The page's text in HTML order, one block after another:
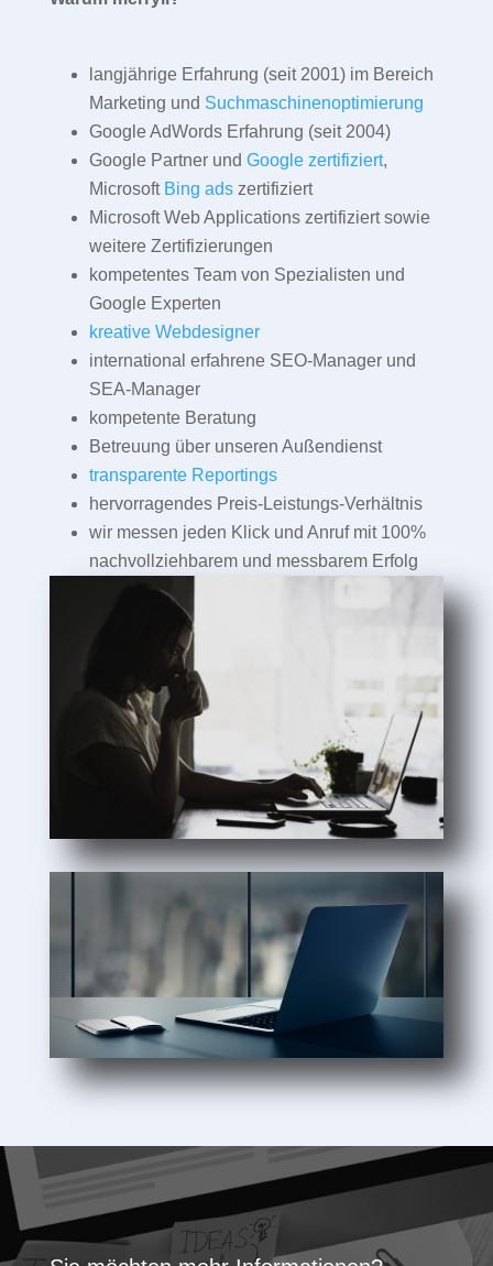
langjährige Erfahrung (seit 2001) im Bereich
Marketing und Suchmaschinenoptimierung
Google AdWords Erfahrung (seit 2004)
Google Partner und Google zertifiziert,
Microsoft Bing adszertifiziert
Microsoft Web Applications zertifiziert sowie
weitere Zertifizierungen
kompetentes Team von Spezialisten und
Google Experten
kreative Webdesigner
international erfahrene SEO-Manager und
SEA-Manager
kompetente Beratung
Betreuung über unseren Außendienst
transparente Reportings
hervorragendes Preis-Leistungs-Verhältnis
wir messen jeden Klick und Anruf mit 100%
nachvollziehbarem und messbarem Erfolg